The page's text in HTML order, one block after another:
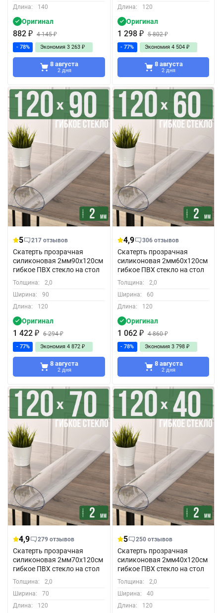
Длина: 140
Оригинал
882 ₽ 4 145₽
- 78% Экономия 3 263 ₽
8 августа
2 дня
Длина: 120
Оригинал
1 298 ₽ 5 802₽
- 77% Экономия 4 504 ₽
8 августа
2 дня
5 217 отзывов
Скатерть прозрачная
силиконовая 2мм90x120см
гибкое ПВХ стекло на стол
Толщина:
2,0
Ширина:
90
Длина:
120
Оригинал
1 422 ₽ 6 294₽
- 77% Экономия 4 872 ₽
8 августа
2 дня
4,9 306 отзывов
Скатерть прозрачная
силиконовая 2мм60x120см
гибкое ПВХ стекло на стол
Толщина:
2,0
Ширина:
60
Длина:
120
Оригинал
1 062 ₽ 4 860₽
- 78% Экономия 3 798 ₽
8 августа
2 дня
4,9 279 отзывов
Скатерть прозрачная
силиконовая 2мм70x120см
гибкое ПВХ стекло на стол
Толщина:
2,0
Ширина:
70
Длина:
120
5 250 отзывов
Скатерть прозрачная
силиконовая 2мм40x120см
гибкое ПВХ стекло на стол
Толщина:
2,0
Ширина:
40
Длина:
120